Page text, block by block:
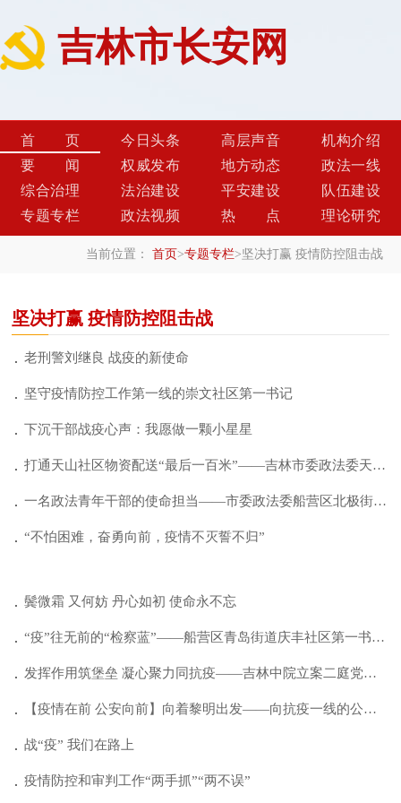
吉林市长安网
首页 今日头条 高层声音
机构介绍
要闻
权威发布 地方动态
政法一线
综合治理
法治建设 平安建设
队伍建设
专题专栏
政法视频 热点 理论研究
当前位置： 首页>专题专栏>坚决打赢 疫情防控阻击战
坚决打赢 疫情防控阻击战
老刑警刘继良 战疫的新使命
坚守疫情防控工作第一线的崇文社区第一书记
下沉干部战疫心声：我愿做一颗小星星
打通天山社区物资配送“最后一百米”——吉林市委政法委天山社区抗疫小分队工作纪...
一名政法青年干部的使命担当——市委政法委船营区北极街道挂职干部庞子玲的抗疫故...
“不怕困难，奋勇向前，疫情不灭誓不归”
鬓微霜 又何妨 丹心如初 使命永不忘
“疫”往无前的“检察蓝”——船营区青岛街道庆丰社区第一书记苗桂成疫情防控工作...
发挥作用筑堡垒 凝心聚力同抗疫——吉林中院立案二庭党支部抗疫纪实
【疫情在前 公安向前】向着黎明出发——向抗疫一线的公安民警辅警致敬
战“疫” 我们在路上
疫情防控和审判工作“两手抓”“两不误”